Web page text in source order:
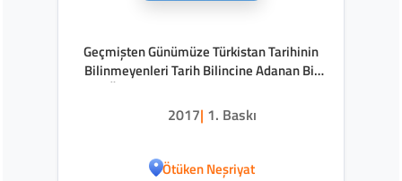
Geçmişten Günümüze Türkistan Tarihinin
Bilinmeyenleri Tarih Bilincine Adanan Bir
Ömür Prof. Dr. Abdülkadir Donuk
2017| 1. Baskı
Ötüken Neşriyat